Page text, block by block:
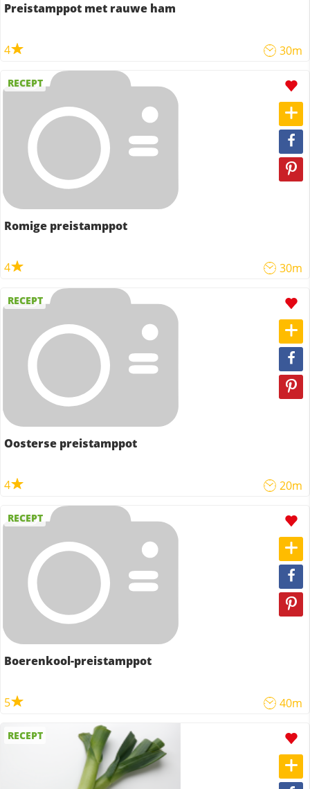
Preistamppot met rauwe ham
4 30m
RECEPT
Romige preistamppot
4 30m
RECEPT
Oosterse preistamppot
4 20m
RECEPT
Boerenkool-preistamppot
5 40m
RECEPT